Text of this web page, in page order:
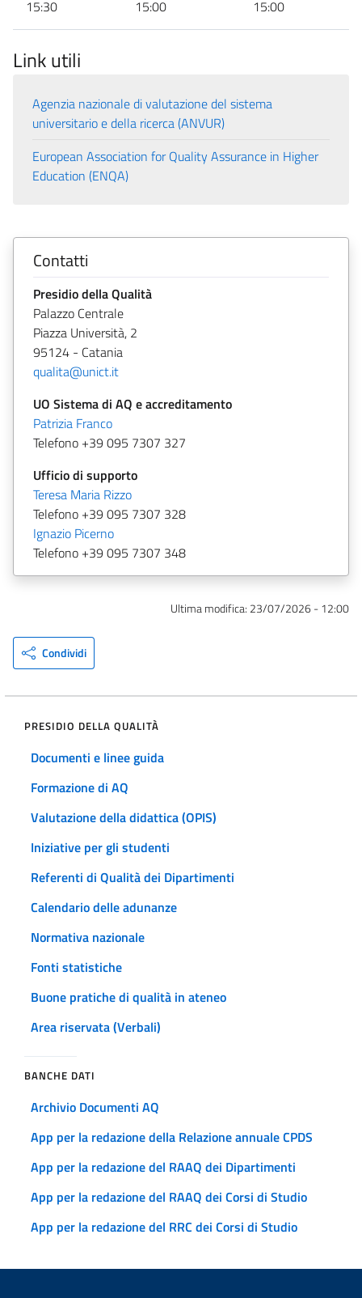
15:30 15:00 15:00
Link utili
Agenzia nazionale di valutazione del sistema
universitario e della ricerca (ANVUR)
European Association for Quality Assurance in Higher
Education (ENQA)
Contatti
Presidio della Qualità
Palazzo Centrale
Piazza Università, 2
95124 - Catania
qualita@unict.it
UO Sistema di AQ e accreditamento
Patrizia Franco
Telefono +39 095 7307 327
Ufficio di supporto
Teresa Maria Rizzo
Telefono +39 095 7307 328
Ignazio Picerno
Telefono +39 095 7307 348
Ultima modifica: 23/07/2026 - 12:00
Condividi
PRESIDIO DELLA QUALITÀ
Documenti e linee guida
Formazione di AQ
Valutazione della didattica (OPIS)
Iniziative per gli studenti
Referenti di Qualità dei Dipartimenti
Calendario delle adunanze
Normativa nazionale
Fonti statistiche
Buone pratiche di qualità in ateneo
Area riservata (Verbali)
BANCHE DATI
Archivio Documenti AQ
App per la redazione della Relazione annuale CPDS
App per la redazione del RAAQ dei Dipartimenti
App per la redazione del RAAQ dei Corsi di Studio
App per la redazione del RRC dei Corsi di Studio